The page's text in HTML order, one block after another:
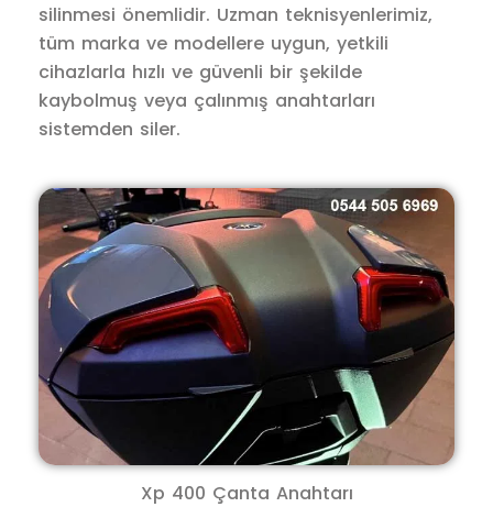
silinmesi önemlidir. Uzman teknisyenlerimiz,
tüm marka ve modellere uygun, yetkili
cihazlarla hızlı ve güvenli bir şekilde
kaybolmuş veya çalınmış anahtarları
sistemden siler.
Xp 400 Çanta Anahtarı